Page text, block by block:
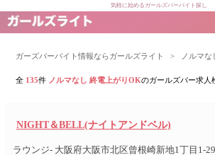
気軽に始めるガールズバーバイト探し
ガーズバーバイト情報ならガールズライト > ノルマ
全 135件 ノルマなし 終電上がりOKのガールズバー求人
NIGHT＆BELL(ナイトアンドベル)
ラウンジ- 大阪府大阪市北区曾根崎新地1丁目1-